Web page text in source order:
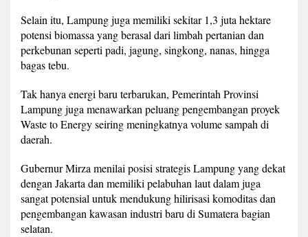
Selain itu, Lampung juga memiliki sekitar 1,3 juta hektare
potensi biomassa yang berasal dari limbah pertanian dan
perkebunan seperti padi, jagung, singkong, nanas, hingga
bagas tebu.
Tak hanya energi baru terbarukan, Pemerintah Provinsi
Lampung juga menawarkan peluang pengembangan proyek
Waste to Energy seiring meningkatnya volume sampah di
daerah.
Gubernur Mirza menilai posisi strategis Lampung yang dekat
dengan Jakarta dan memiliki pelabuhan laut dalam juga
sangat potensial untuk mendukung hilirisasi komoditas dan
pengembangan kawasan industri baru di Sumatera bagian
selatan.